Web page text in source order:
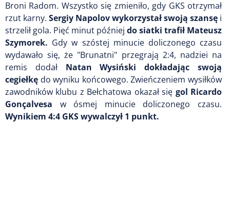
Broni Radom. Wszystko się zmieniło, gdy GKS otrzymał
rzut karny. Sergiy Napolov wykorzystał swoją szansę i
strzelił gola. Pięć minut później do siatki trafił Mateusz
Szymorek. Gdy w szóstej minucie doliczonego czasu
wydawało się, że "Brunatni" przegrają 2:4, nadziei na
remis dodał Natan Wysiński dokładając swoją
cegiełkę do wyniku końcowego. Zwieńczeniem wysiłków
zawodników klubu z Bełchatowa okazał się gol Ricardo
Gonçalvesa w ósmej minucie doliczonego czasu.
Wynikiem 4:4 GKS wywalczył 1 punkt.